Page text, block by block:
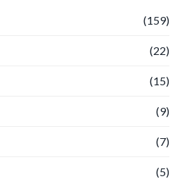
(159)
(22)
(15)
(9)
(7)
(5)